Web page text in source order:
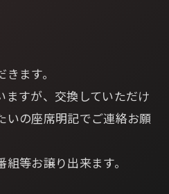
ます。
ますが、交換していただけ
いの座席明記でご連絡お願
等お譲り出来ます。